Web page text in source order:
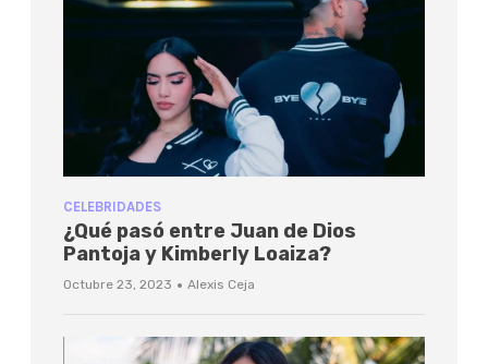
CELEBRIDADES
¿Qué pasó entre Juan de Dios
Pantoja y Kimberly Loaiza?
Octubre 23, 2023 · Alexis Ceja